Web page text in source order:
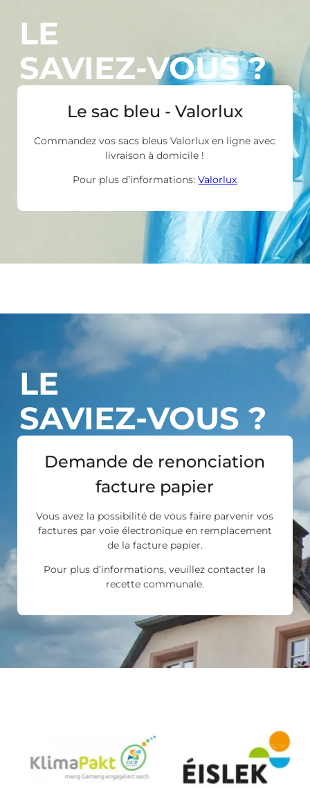
Le sac bleu - Valorlux
Commandez vos sacs bleus Valorlux en ligne avec
livraison à domicile !
Pour plus d’informations:Valorlux
LE
SAVIEZ-VOUS ?
Demande de renonciation
facture papier
Vous avez la possibilité de vous faire parvenir vos
factures par voie électronique en remplacement
de la facture papier.
Pour plus d’informations, veuillez contacter la
recette communale.
LE
SAVIEZ-VOUS ?
Les